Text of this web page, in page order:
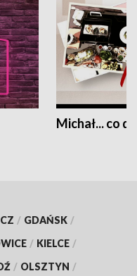
Michał... co
/ GDAŃSK /
/ KIELCE /
/ OLSZTYN /